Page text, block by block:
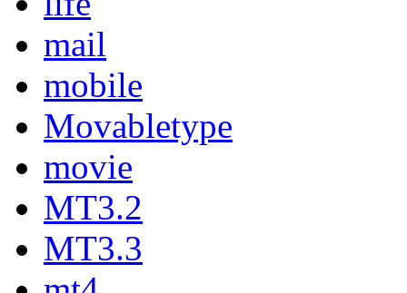
mail
mobile
Movabletype
movie
MT3.2
MT3.3